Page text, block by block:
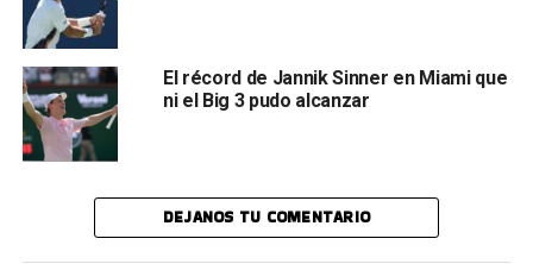
El récord de Jannik Sinner en Miami que
ni el Big 3 pudo alcanzar
DEJANOS TU COMENTARIO